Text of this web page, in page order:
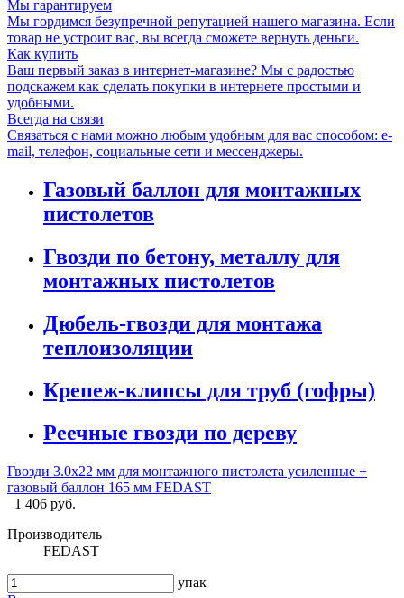
Мы гарантируем
Мы гордимся безупречной репутацией нашего магазина. Если
товар не устроит вас, вы всегда сможете вернуть деньги.
Как купить
Ваш первый заказ в интернет-магазине? Мы с радостью
подскажем как сделать покупки в интернете простыми и
удобными.
Всегда на связи
Связаться с нами можно любым удобным для вас способом: e-
mail, телефон, социальные сети и мессенджеры.
Газовый баллон для монтажных
пистолетов
Гвозди по бетону, металлу для
монтажных пистолетов
Дюбель-гвозди для монтажа
теплоизоляции
Крепеж-клипсы для труб (гофры)
Реечные гвозди по дереву
Гвозди 3.0x22 мм для монтажного пистолета усиленные +
газовый баллон 165 мм FEDAST
1 406 руб.
Производитель
FEDAST
упак